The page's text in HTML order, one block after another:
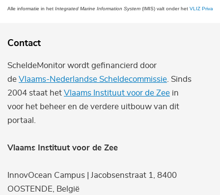
Alle informatie in het Integrated Marine Information System (IMIS) valt onder het VLIZ Privacy
Contact
ScheldeMonitor wordt gefinancierd door
de Vlaams-Nederlandse Scheldecommissie . Sinds
2004 staat het Vlaams Instituut voor de Zee in
voor het beheer en de verdere uitbouw van dit
portaal.
Vlaams Instituut voor de Zee
InnovOcean Campus | Jacobsenstraat 1, 8400
OOSTENDE, België